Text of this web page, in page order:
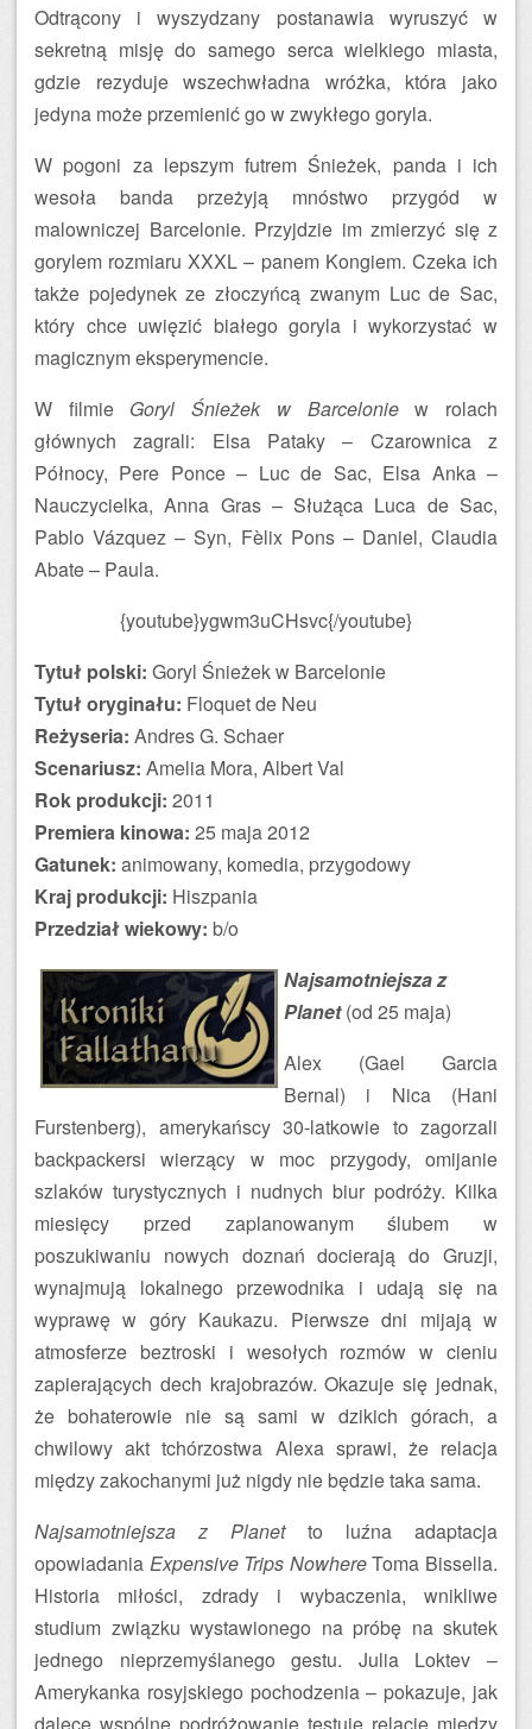
Odtrącony i wyszydzany postanawia wyruszyć w
sekretną misję do samego serca wielkiego miasta,
gdzie rezyduje wszechwładna wróżka, która jako
jedyna może przemienić go w zwykłego goryla.
W pogoni za lepszym futrem Śnieżek, panda i ich
wesoła banda przeżyją mnóstwo przygód w
malowniczej Barcelonie. Przyjdzie im zmierzyć się z
gorylem rozmiaru XXXL – panem Kongiem. Czeka ich
także pojedynek ze złoczyńcą zwanym Luc de Sac,
który chce uwięzić białego goryla i wykorzystać w
magicznym eksperymencie.
W filmie Goryl Śnieżek w Barceloniew rolach
głównych zagrali: Elsa Pataky – Czarownica z
Północy, Pere Ponce – Luc de Sac, Elsa Anka –
Nauczycielka, Anna Gras – Służąca Luca de Sac,
Pablo Vázquez – Syn, Fèlix Pons – Daniel, Claudia
Abate – Paula.
{youtube}ygwm3uCHsvc{/youtube}
Tytuł polski: Goryl Śnieżek w Barcelonie
Tytuł oryginału: Floquet de Neu
Reżyseria: Andres G. Schaer
Scenariusz: Amelia Mora, Albert Val
Rok produkcji: 2011
Premiera kinowa: 25 maja 2012
Gatunek: animowany, komedia, przygodowy
Kraj produkcji: Hiszpania
Przedział wiekowy: b/o
Najsamotniejsza z
Planet(od 25 maja)
Alex (Gael Garcia
Bernal) i Nica (Hani
Furstenberg), amerykańscy 30-latkowie to zagorzali
backpackersi wierzący w moc przygody, omijanie
szlaków turystycznych i nudnych biur podróży. Kilka
miesięcy przed zaplanowanym ślubem w
poszukiwaniu nowych doznań docierają do Gruzji,
wynajmują lokalnego przewodnika i udają się na
wyprawę w góry Kaukazu. Pierwsze dni mijają w
atmosferze beztroski i wesołych rozmów w cieniu
zapierających dech krajobrazów. Okazuje się jednak,
że bohaterowie nie są sami w dzikich górach, a
chwilowy akt tchórzostwa Alexa sprawi, że relacja
między zakochanymi już nigdy nie będzie taka sama.
Najsamotniejsza z Planetto luźna adaptacja
opowiadania Expensive Trips NowhereToma Bissella.
Historia miłości, zdrady i wybaczenia, wnikliwe
studium związku wystawionego na próbę na skutek
jednego nieprzemyślanego gestu. Julia Loktev –
Amerykanka rosyjskiego pochodzenia – pokazuje, jak